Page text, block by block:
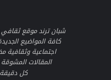
شبان ترند موقع
كافة المواضيع
اجتماعية وثقافية
المقالات
كل